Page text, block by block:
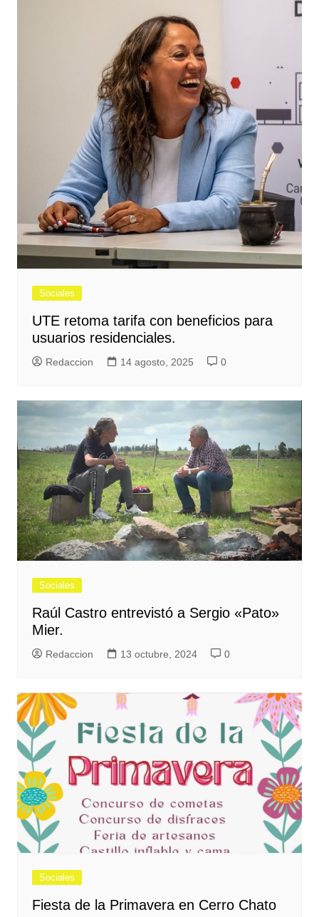
Sociales
UTE retoma tarifa con beneficios para
usuarios residenciales.
Redaccion 14 agosto, 2025 0
Sociales
Raúl Castro entrevistó a Sergio «Pato»
Mier.
Redaccion 13 octubre, 2024 0
Sociales
Fiesta de la Primavera en Cerro Chato